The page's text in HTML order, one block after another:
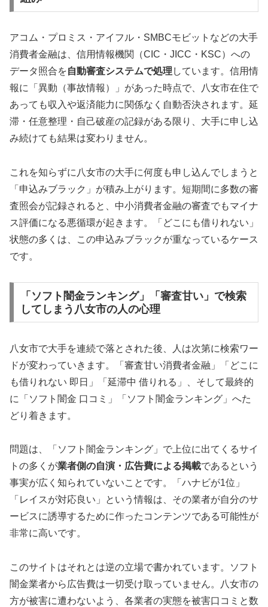
アコム・プロミス・アイフル・SMBCモビットなどの大手
消費者金融は、信用情報機関（CIC・JICC・KSC）への
データ照合を自動審査システムで処理 しています。信用情
報に「異動（事故情報）」があった時点で、八女市在住で
あっても収入や返済能力に関係なく自動否決されます。延
滞・任意整理・自己破産の記録がある限り、大手に申し込
み続けても結果は変わりません。
これを知らずに八女市の大手に何度も申し込んでしまうと
「申込みブラック」が積み上がります。短期間に多数の審
査照会が記録されると、中小消費者金融の審査でもマイナ
ス評価になる悪循環が起きます。「どこにも借りれない」
状態の多くは、この申込みブラックが重なっているケース
です。
「ソフト闇金ランキング」「審査甘い」で検索
してしまう八女市の人の心理
八女市で大手を連続で落とされた後、人は次第に検索ワー
ドが変わっていきます。「審査甘い消費者金融」「どこに
も借りれない 即日」「延滞中 借りれる」、そして最終的
に「ソフト闇金 口コミ」「ソフト闇金ランキング」へた
どり着きます。
問題は、「ソフト闇金ランキング」で上位に出てくるサイ
トの多くが業者側の自演・広告費による掲載であるという
事実が広く知られていないことです。「ハナビが1位」
「レイスが対応良い」という情報は、その業者が自分のサ
ービスに誘導するために作ったコンテンツである可能性が
非常に高いです。
このサイトはそれとは逆の立場で書かれています。ソフト
闇金業者から広告費は一切受け取っていません。八女市の
方が被害に遭わないよう、各業者の実態を被害口コミと数